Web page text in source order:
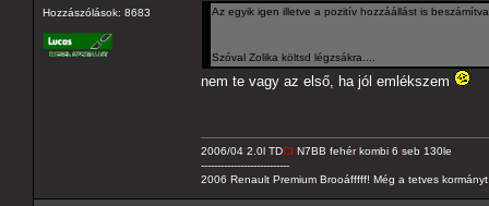
Hozzászólások: 8683
Az egyik igen illetve a pozitív hozzáállást is
Szóval Zolika költsd légzsákra....
nem te vagy az első, ha jól emlékszem
2006/04 2.0l TDCI N7BB fehér kombi 6 seb 130le
---------------------------
2006 Renault Premium Brooáfffff! Még a tetves